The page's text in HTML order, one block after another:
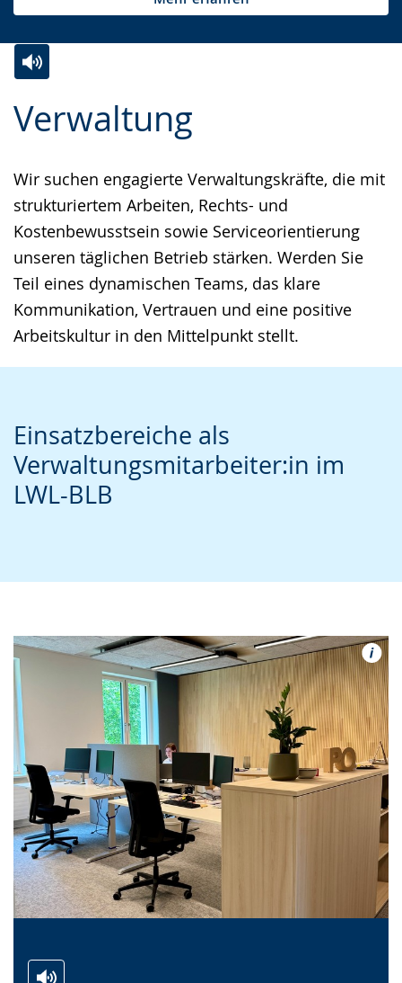
Verwaltung
Wir suchen engagierte Verwaltungskräfte, die mit
strukturiertem Arbeiten, Rechts- und
Kostenbewusstsein sowie Serviceorientierung
unseren täglichen Betrieb stärken. Werden Sie
Teil eines dynamischen Teams, das klare
Kommunikation, Vertrauen und eine positive
Arbeitskultur in den Mittelpunkt stellt.
Leichten
wechseln.
Audio-
Video
Deutscher
Gebärdensprache
wird
angezeigt.
Einsatzbereiche als
Verwaltungsmitarbeiter:in im
LWL-BLB